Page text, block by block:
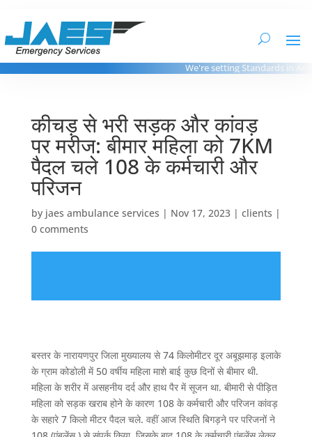
We're setting Standards in
कीचड़ से भरी सड़क और कांवड़
पर मरीज: बीमार महिला को 7KM
पैदल चले 108 के कर्मचारी और
परिजन
by jaes ambulance services | Nov 17, 2023| clients |
0 comments
बस्तर के नारायणपुर जिला मुख्यालय से 74 किलोमीटर दूर अबूझमाड़ इलाके
के ग्राम कोडोली में 50 वर्षीय महिला माशे बाई कुछ दिनों से बीमार थी.
महिला के शरीर में असहनीय दर्द और हाथ पैर में सूजन था. बीमारी से पीड़ित
महिला को सड़क खराब होने के कारण 108 के कर्मचारी और परिजन कांवड़
के सहारे 7 किलो मीटर पैदल चले. वहीं आज स्थिति बिगड़ने पर परिजनों ने